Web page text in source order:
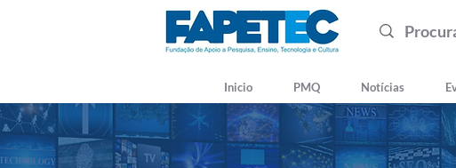
Inicio PMQ Notícias